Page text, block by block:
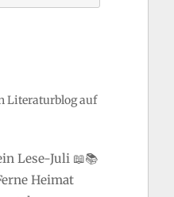
Literaturblog auf